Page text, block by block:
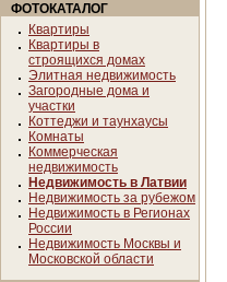
ФОТОКАТАЛОГ
Квартиры
Квартиры в
строящихся домах
Элитная недвижимость
Загородные дома и
участки
Коттеджи и таунхаусы
Комнаты
Коммерческая
недвижимость
Недвижимость в Латвии
Недвижимость за рубежом
Недвижимость в Регионах
России
Недвижимость Москвы и
Московской области